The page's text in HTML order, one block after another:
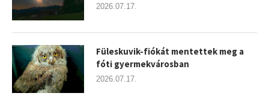
2026.07.17.
Füleskuvik-fiókát mentettek meg a
fóti gyermekvárosban
2026.07.17.